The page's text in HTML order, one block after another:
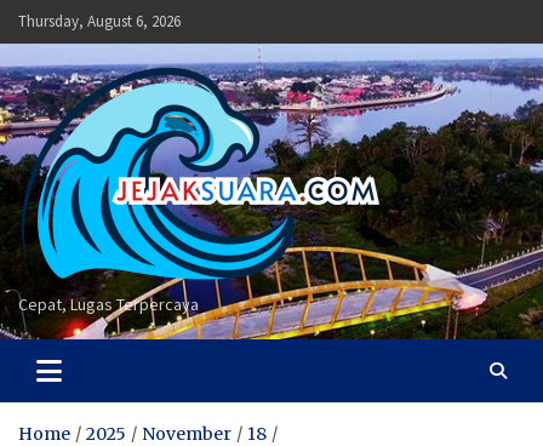
Skip
to
content
Thursday, August 6, 2026
Cepat, Lugas Terpercaya
Home 2025 November
18